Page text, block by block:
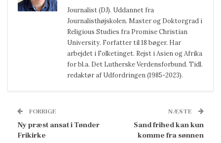
Journalist (DJ). Uddannet fra
Journalisthøjskolen. Master og Doktorgrad i
Religious Studies fra Promise Christian
University. Forfatter til 18 bøger. Har
arbejdet i Folketinget. Rejst i Asien og Afrika
for bl.a. Det Lutherske Verdensforbund. Tidl.
redaktør af Udfordringen (1985-2023).
FORRIGE
Ny præst ansat i Tønder
Frikirke
NÆSTE
Sand frihed kan kun
komme fra sønnen